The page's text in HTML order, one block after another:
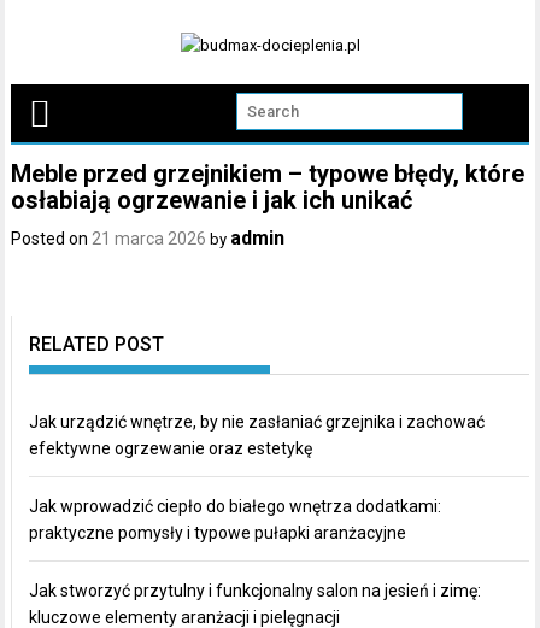
Meble przed grzejnikiem – typowe błędy, które
osłabiają ogrzewanie i jak ich unikać
Posted on 21 marca 2026 by admin
RELATED POST
Jak urządzić wnętrze, by nie zasłaniać grzejnika i zachować
efektywne ogrzewanie oraz estetykę
Jak wprowadzić ciepło do białego wnętrza dodatkami:
praktyczne pomysły i typowe pułapki aranżacyjne
Jak stworzyć przytulny i funkcjonalny salon na jesień i zimę:
kluczowe elementy aranżacji i pielęgnacji